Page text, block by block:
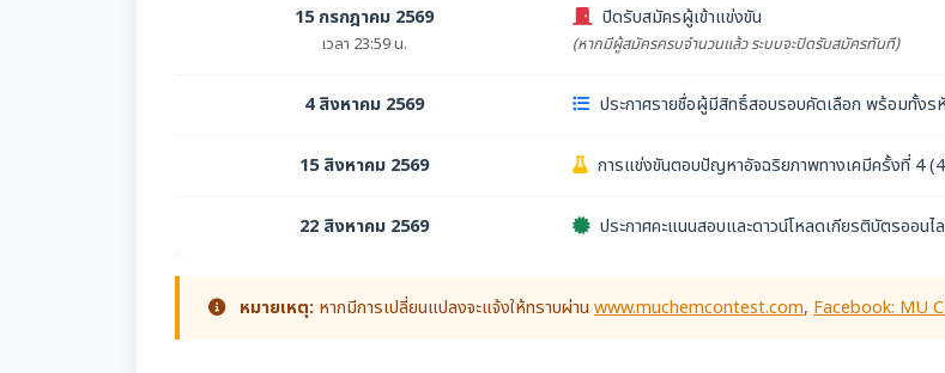
15 กรกฎาคม 2569
เวลา 23:59 น.
ปิดรับสมัครผู้เข้าแข่งขัน
(หากมีผู้สมัครครบจำนวนแล้ว ระบบจะปิดรับสมัครทันที)
4 สิงหาคม 2569 ประกาศรายชื่อผู้มีสิทธิ์สอบรอบคัดเลือก พร้อมทั้งร
15 สิงหาคม 2569 การแข่งขันตอบปัญหาอัจฉริยภาพทางเคมีครั้งที่ 4 (4
22 สิงหาคม 2569 ประกาศคะแนนสอบและดาวน์โหลดเกียรติบัตรออนไ
หมายเหตุ: หากมีการเปลี่ยนแปลงจะแจ้งให้ทราบผ่าน www.muchemcontest.com, Facebook: MU